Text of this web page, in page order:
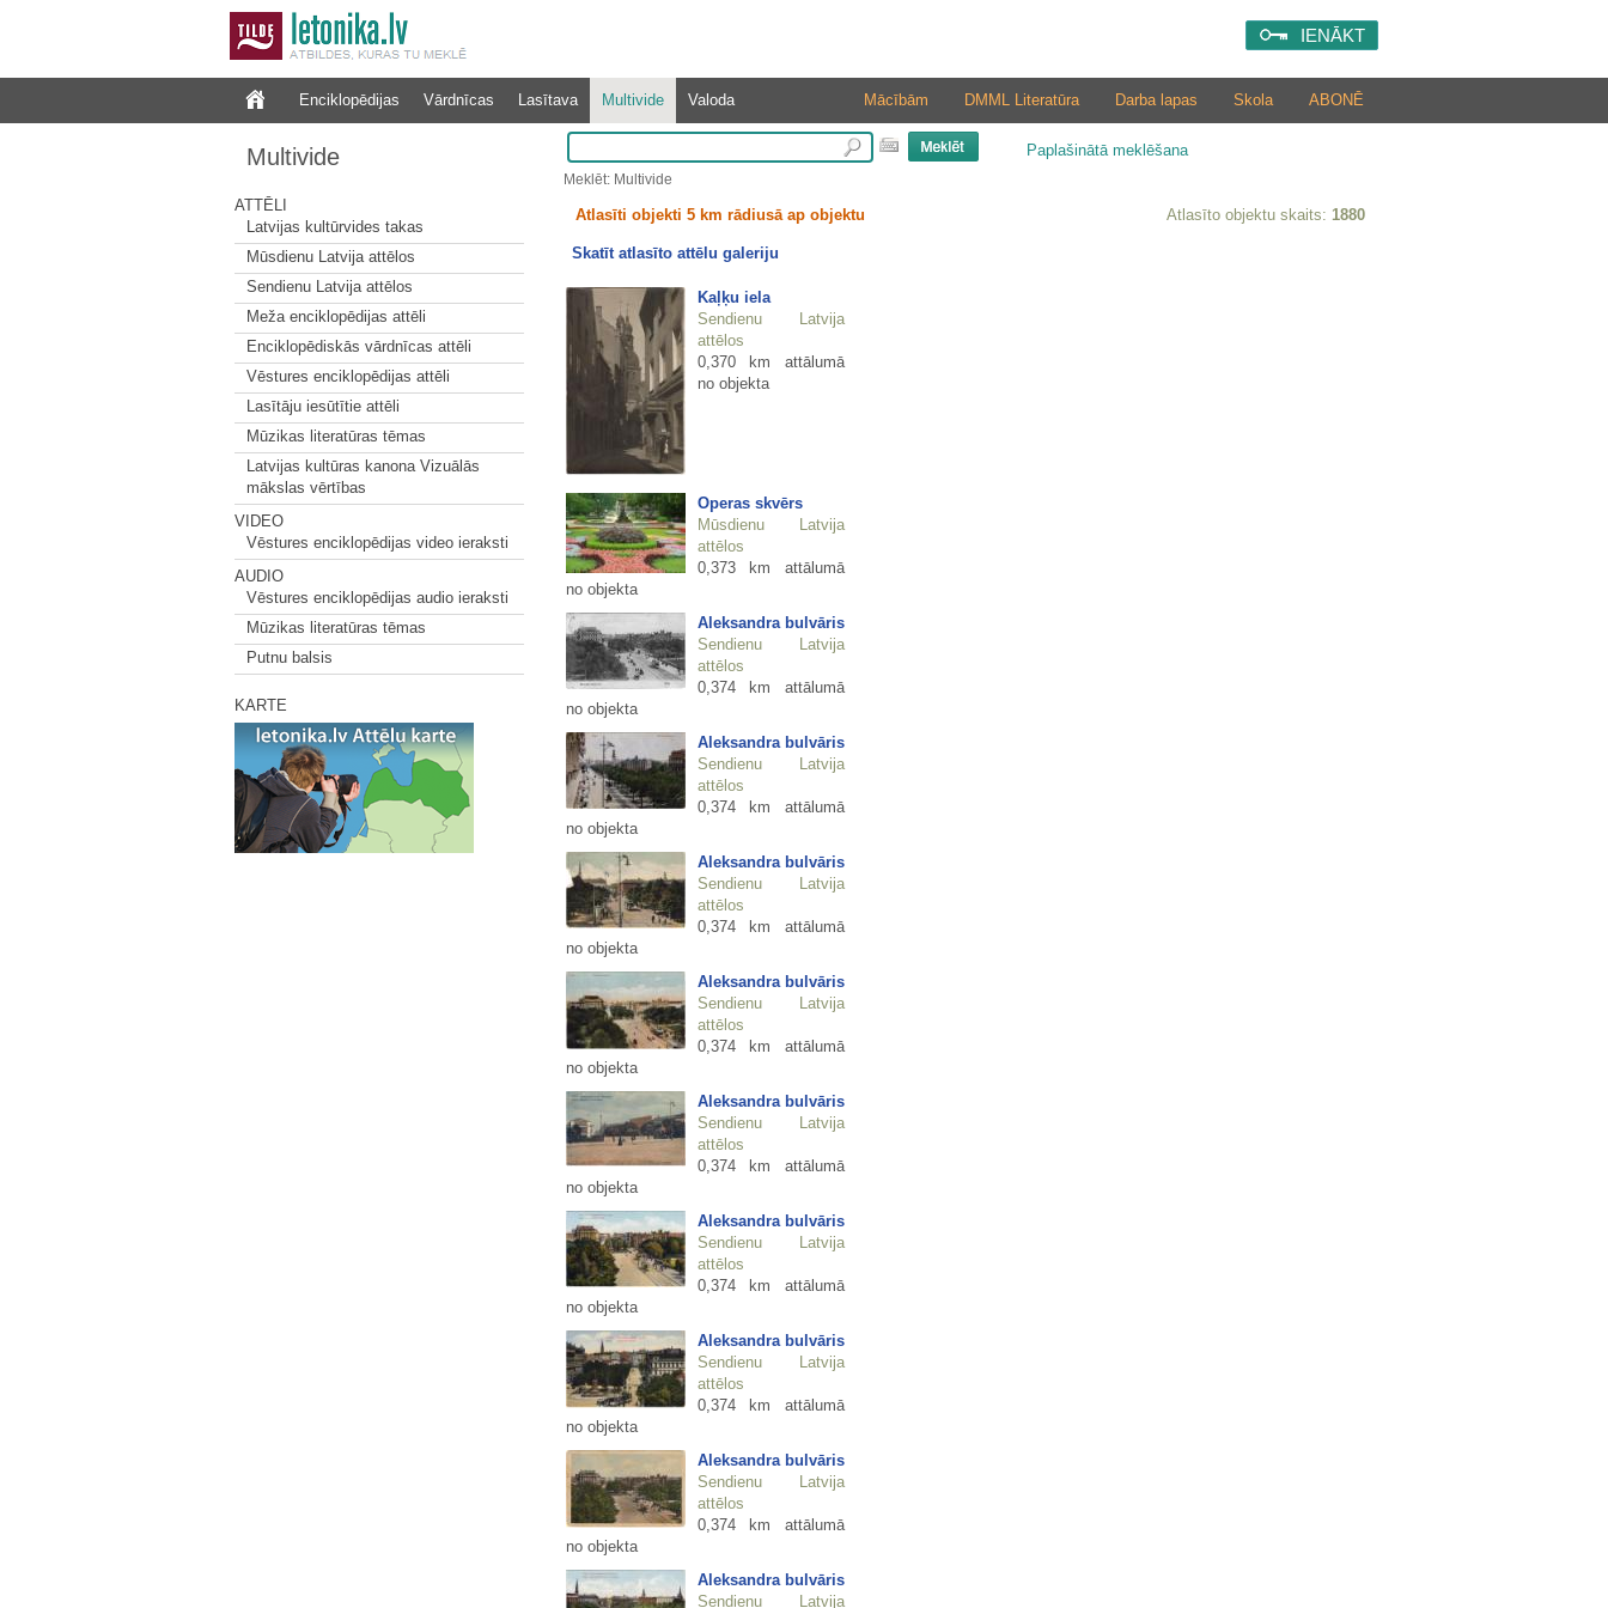
IENĀKT
Enciklopēdijas Vārdnīcas Lasītava Multivide Valoda ABONĒ
Skola
Darba lapas
DMML Literatūra
Mācībām
Multivide
ATTĒLI
Latvijas kultūrvides takas
Mūsdienu Latvija attēlos
Sendienu Latvija attēlos
Meža enciklopēdijas attēli
Enciklopēdiskās vārdnīcas attēli
Vēstures enciklopēdijas attēli
Lasītāju iesūtītie attēli
Mūzikas literatūras tēmas
Latvijas kultūras kanona Vizuālās
mākslas vērtības
VIDEO
Vēstures enciklopēdijas video ieraksti
AUDIO
Vēstures enciklopēdijas audio ieraksti
Mūzikas literatūras tēmas
Putnu balsis
KARTE
Paplašinātā meklēšana
Meklēt: Multivide
Atlasīti objekti 5 km rādiusā ap objektu Atlasīto objektu skaits: 1880
Skatīt atlasīto attēlu galeriju
Kaļķu iela
Sendienu Latvija
attēlos
0,370 km attālumā
no objekta
Operas skvērs
Mūsdienu Latvija
attēlos
0,373 km attālumā
no objekta
Aleksandra bulvāris
Sendienu Latvija
attēlos
0,374 km attālumā
no objekta
Aleksandra bulvāris
Sendienu Latvija
attēlos
0,374 km attālumā
no objekta
Aleksandra bulvāris
Sendienu Latvija
attēlos
0,374 km attālumā
no objekta
Aleksandra bulvāris
Sendienu Latvija
attēlos
0,374 km attālumā
no objekta
Aleksandra bulvāris
Sendienu Latvija
attēlos
0,374 km attālumā
no objekta
Aleksandra bulvāris
Sendienu Latvija
attēlos
0,374 km attālumā
no objekta
Aleksandra bulvāris
Sendienu Latvija
attēlos
0,374 km attālumā
no objekta
Aleksandra bulvāris
Sendienu Latvija
attēlos
0,374 km attālumā
no objekta
Aleksandra bulvāris
Sendienu Latvija